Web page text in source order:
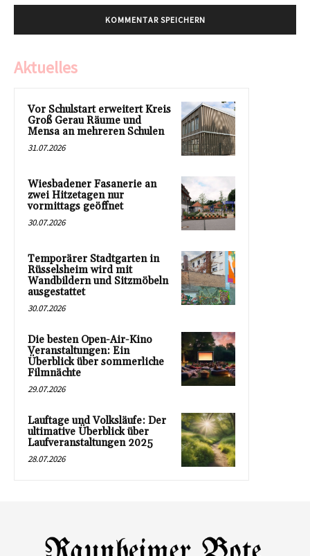
Aktuelles
Vor Schulstart erweitert Kreis
Groß Gerau Räume und
Mensa an mehreren Schulen
31.07.2026
Wiesbadener Fasanerie an
zwei Hitzetagen nur
vormittags geöffnet
30.07.2026
Temporärer Stadtgarten in
Rüsselsheim wird mit
Wandbildern und Sitzmöbeln
ausgestattet
30.07.2026
Die besten Open-Air-Kino
Veranstaltungen: Ein
Überblick über sommerliche
Filmnächte
29.07.2026
Lauftage und Volksläufe: Der
ultimative Überblick über
Laufveranstaltungen 2025
28.07.2026